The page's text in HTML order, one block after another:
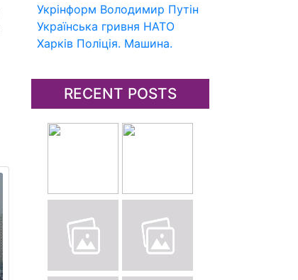
Укрінформ Володимир Путін
Українська гривня НАТО
Харків Поліція. Машина.
RECENT POSTS